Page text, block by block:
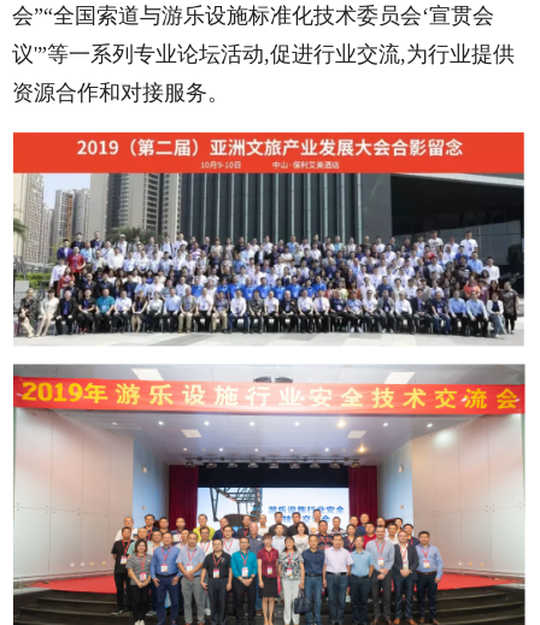
会”“全国索道与游乐设施标准化技术委员会‘宣贯会
议'”等一系列专业论坛活动,促进行业交流,为行业提供
资源合作和对接服务。